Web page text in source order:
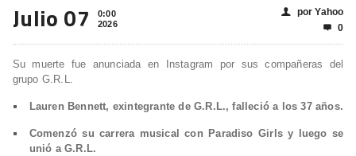
Julio 07
0:00
2026
👤 por Yahoo
 0
Su muerte fue anunciada en Instagram por sus compañeras del
grupo G.R.L.
Lauren Bennett, exintegrante de G.R.L., falleció a los 37 años.
Comenzó su carrera musical con Paradiso Girls y luego se
unió a G.R.L.